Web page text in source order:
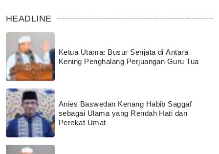
HEADLINE
Ketua Utama: Busur Senjata di Antara
Kening Penghalang Perjuangan Guru Tua
Anies Baswedan Kenang Habib Saggaf
sebagai Ulama yang Rendah Hati dan
Perekat Umat